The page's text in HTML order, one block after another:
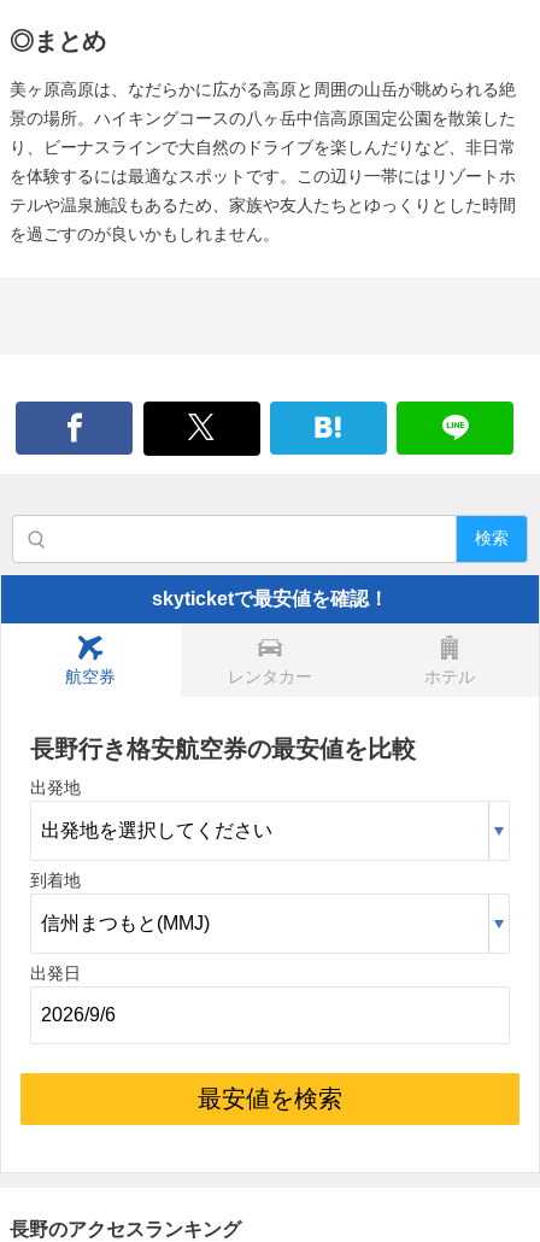
◎まとめ
美ヶ原高原は、なだらかに広がる高原と周囲の山岳が眺められる絶
景の場所。ハイキングコースの八ヶ岳中信高原国定公園を散策した
り、ビーナスラインで大自然のドライブを楽しんだりなど、非日常
を体験するには最適なスポットです。この辺り一帯にはリゾートホ
テルや温泉施設もあるため、家族や友人たちとゆっくりとした時間
を過ごすのが良いかもしれません。
検索
skyticketで最安値を確認！
航空券 レンタカー ホテル
長野行き格安航空券の最安値を比較
出発地
到着地
出発日
最安値を検索
長野のアクセスランキング